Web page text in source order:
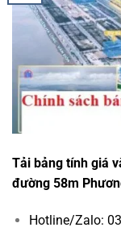
Tải bảng tính giá
đường 58m
Hotline/Zalo: